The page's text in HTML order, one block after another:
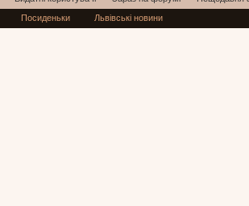
Нові повідомлення профілю
Посиденьки Львівські новини